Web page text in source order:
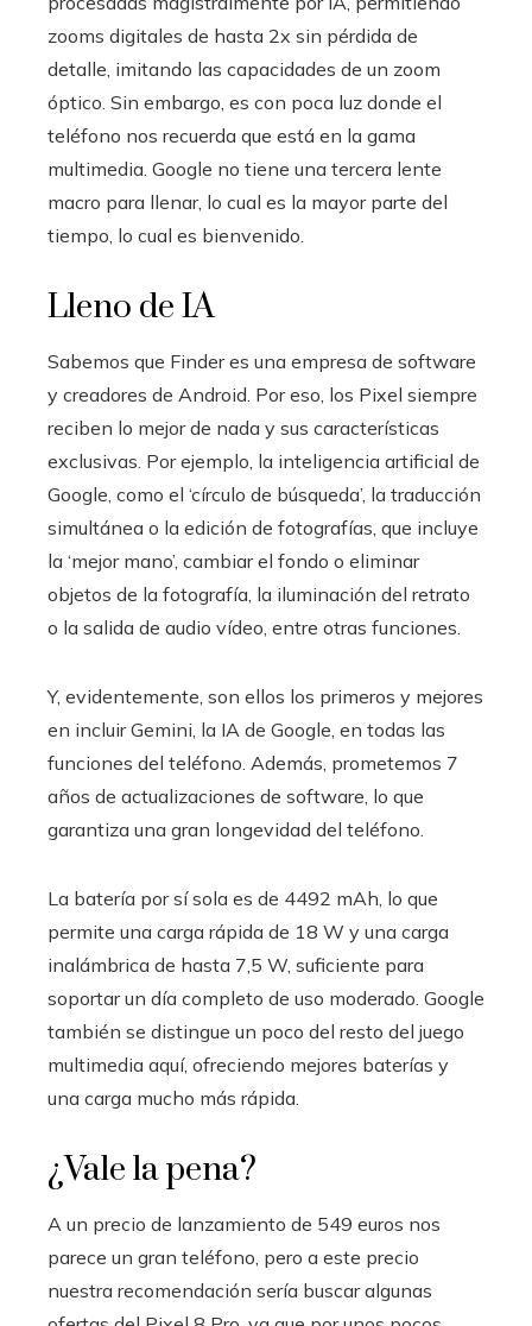
zooms digitales de hasta 2x sin pérdida de
detalle, imitando las capacidades de un zoom
óptico. Sin embargo, es con poca luz donde el
teléfono nos recuerda que está en la gama
multimedia. Google no tiene una tercera lente
macro para llenar, lo cual es la mayor parte del
tiempo, lo cual es bienvenido.
Lleno de IA
Sabemos que Finder es una empresa de software
y creadores de Android. Por eso, los Pixel siempre
reciben lo mejor de nada y sus características
exclusivas. Por ejemplo, la inteligencia artificial de
Google, como el ‘círculo de búsqueda’, la traducción
simultánea o la edición de fotografías, que incluye
la ‘mejor mano’, cambiar el fondo o eliminar
objetos de la fotografía, la iluminación del retrato
o la salida de audio vídeo, entre otras funciones.
Y, evidentemente, son ellos los primeros y mejores
en incluir Gemini, la IA de Google, en todas las
funciones del teléfono. Además, prometemos 7
años de actualizaciones de software, lo que
garantiza una gran longevidad del teléfono.
La batería por sí sola es de 4492 mAh, lo que
permite una carga rápida de 18 W y una carga
inalámbrica de hasta 7,5 W, suficiente para
soportar un día completo de uso moderado. Google
también se distingue un poco del resto del juego
multimedia aquí, ofreciendo mejores baterías y
una carga mucho más rápida.
¿Vale la pena?
A un precio de lanzamiento de 549 euros nos
parece un gran teléfono, pero a este precio
nuestra recomendación sería buscar algunas